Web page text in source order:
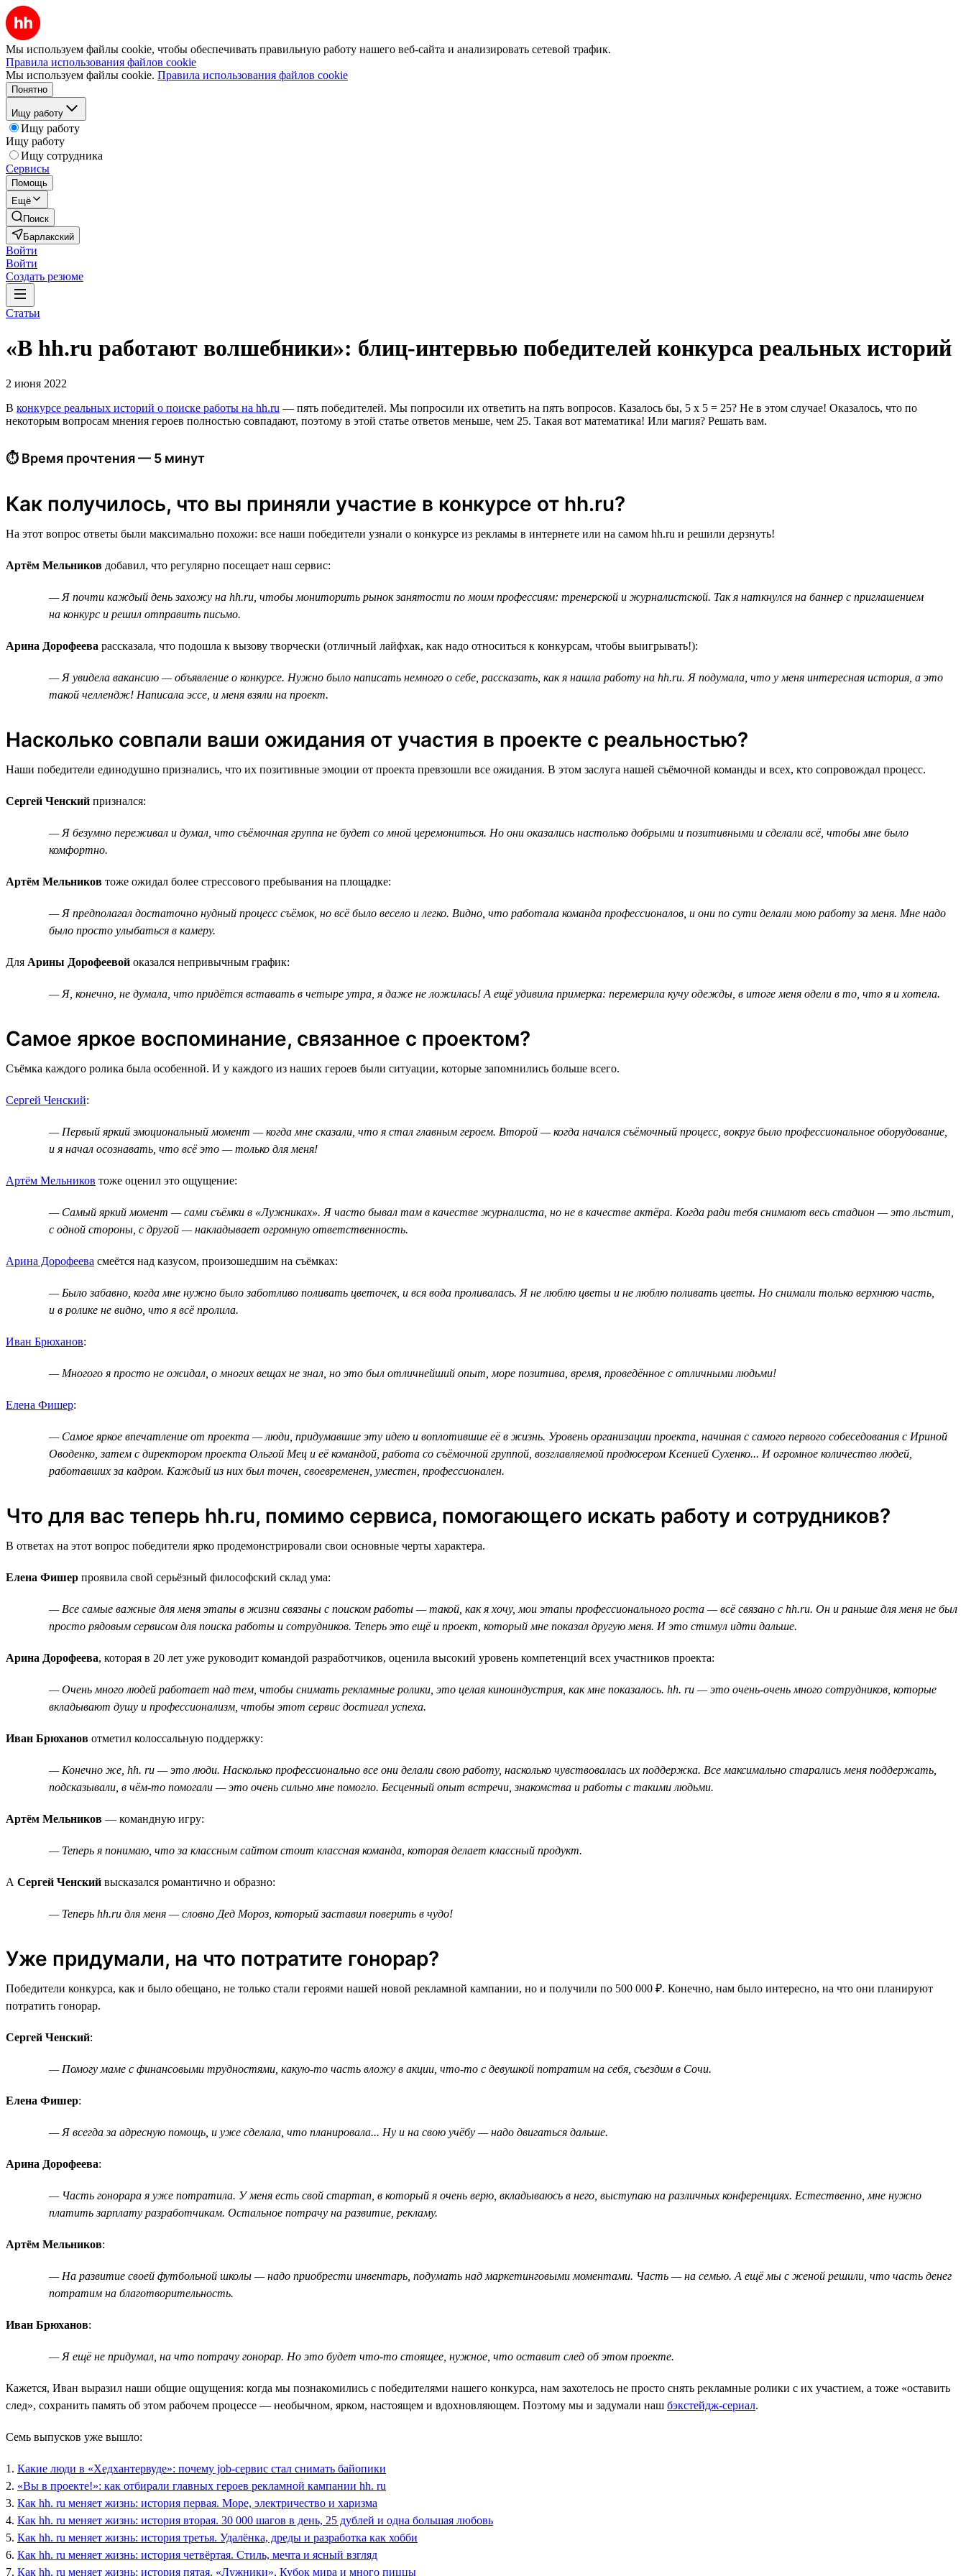
Мы используем файлы cookie, чтобы обеспечивать правильную работу нашего веб-сайта и анализировать сетевой трафик.
Правила использования файлов cookie
Мы используем файлы cookie. Правила использования файлов cookie
Понятно
Ищу работу
Ищу работу
Ищу работу
Ищу сотрудника
Сервисы
Помощь
Ещё
Поиск
Барлакский
Войти
Войти
Создать резюме
Статьи
«В hh.ru работают волшебники»: блиц-интервью победителей конкурса реальных историй
2 июня 2022
В конкурсе реальных историй о поиске работы на hh.ru — пять победителей. Мы попросили их ответить на пять вопросов. Казалось бы, 5 х 5 = 25? Не в этом случае! Оказалось, что по
некоторым вопросам мнения героев полностью совпадают, поэтому в этой статье ответов меньше, чем 25. Такая вот математика! Или магия? Решать вам.
⏱ Время прочтения — 5 минут
Как получилось, что вы приняли участие в конкурсе от hh.ru?
На этот вопрос ответы были максимально похожи: все наши победители узнали о конкурсе из рекламы в интернете или на самом hh.ru и решили дерзнуть!
Артём Мельников добавил, что регулярно посещает наш сервис:
— Я почти каждый день захожу на hh.ru, чтобы мониторить рынок занятости по моим профессиям: тренерской и журналистской. Так я наткнулся на баннер с приглашением
на конкурс и решил отправить письмо.
Арина Дорофеева рассказала, что подошла к вызову творчески (отличный лайфхак, как надо относиться к конкурсам, чтобы выигрывать!):
— Я увидела вакансию — объявление о конкурсе. Нужно было написать немного о себе, рассказать, как я нашла работу на hh.ru. Я подумала, что у меня интересная история, а это
такой челлендж! Написала эссе, и меня взяли на проект.
Насколько совпали ваши ожидания от участия в проекте с реальностью?
Наши победители единодушно признались, что их позитивные эмоции от проекта превзошли все ожидания. В этом заслуга нашей съёмочной команды и всех, кто сопровождал процесс.
Сергей Ченский признался:
— Я безумно переживал и думал, что съёмочная группа не будет со мной церемониться. Но они оказались настолько добрыми и позитивными и сделали всё, чтобы мне было
комфортно.
Артём Мельников тоже ожидал более стрессового пребывания на площадке:
— Я предполагал достаточно нудный процесс съёмок, но всё было весело и легко. Видно, что работала команда профессионалов, и они по сути делали мою работу за меня. Мне надо
было просто улыбаться в камеру.
Для Арины Дорофеевой оказался непривычным график:
— Я, конечно, не думала, что придётся вставать в четыре утра, я даже не ложилась! А ещё удивила примерка: перемерила кучу одежды, в итоге меня одели в то, что я и хотела.
Самое яркое воспоминание, связанное с проектом?
Съёмка каждого ролика была особенной. И у каждого из наших героев были ситуации, которые запомнились больше всего.
Сергей Ченский:
— Первый яркий эмоциональный момент — когда мне сказали, что я стал главным героем. Второй — когда начался съёмочный процесс, вокруг было профессиональное оборудование,
и я начал осознавать, что всё это — только для меня!
Артём Мельников тоже оценил это ощущение:
— Самый яркий момент — сами съёмки в «Лужниках». Я часто бывал там в качестве журналиста, но не в качестве актёра. Когда ради тебя снимают весь стадион — это льстит,
с одной стороны, с другой — накладывает огромную ответственность.
Арина Дорофеева смеётся над казусом, произошедшим на съёмках:
— Было забавно, когда мне нужно было заботливо поливать цветочек, и вся вода проливалась. Я не люблю цветы и не люблю поливать цветы. Но снимали только верхнюю часть,
и в ролике не видно, что я всё пролила.
Иван Брюханов:
— Многого я просто не ожидал, о многих вещах не знал, но это был отличнейший опыт, море позитива, время, проведённое с отличными людьми!
Елена Фишер:
— Самое яркое впечатление от проекта — люди, придумавшие эту идею и воплотившие её в жизнь. Уровень организации проекта, начиная с самого первого собеседования с Ириной
Оводенко, затем с директором проекта Ольгой Мец и её командой, работа со съёмочной группой, возглавляемой продюсером Ксенией Сухенко... И огромное количество людей,
работавших за кадром. Каждый из них был точен, своевременен, уместен, профессионален.
Что для вас теперь hh.ru, помимо сервиса, помогающего искать работу и сотрудников?
В ответах на этот вопрос победители ярко продемонстрировали свои основные черты характера.
Елена Фишер проявила свой серьёзный философский склад ума:
— Все самые важные для меня этапы в жизни связаны с поиском работы — такой, как я хочу, мои этапы профессионального роста — всё связано с hh.ru. Он и раньше для меня не был
просто рядовым сервисом для поиска работы и сотрудников. Теперь это ещё и проект, который мне показал другую меня. И это стимул идти дальше.
Арина Дорофеева, которая в 20 лет уже руководит командой разработчиков, оценила высокий уровень компетенций всех участников проекта:
— Очень много людей работает над тем, чтобы снимать рекламные ролики, это целая киноиндустрия, как мне показалось. hh. ru — это очень-очень много сотрудников, которые
вкладывают душу и профессионализм, чтобы этот сервис достигал успеха.
Иван Брюханов отметил колоссальную поддержку:
— Конечно же, hh. ru — это люди. Насколько профессионально все они делали свою работу, насколько чувствовалась их поддержка. Все максимально старались меня поддержать,
подсказывали, в чём-то помогали — это очень сильно мне помогло. Бесценный опыт встречи, знакомства и работы с такими людьми.
Артём Мельников — командную игру:
— Теперь я понимаю, что за классным сайтом стоит классная команда, которая делает классный продукт.
А Сергей Ченский высказался романтично и образно:
— Теперь hh.ru для меня — словно Дед Мороз, который заставил поверить в чудо!
Уже придумали, на что потратите гонорар?
Победители конкурса, как и было обещано, не только стали героями нашей новой рекламной кампании, но и получили по 500 000 ₽. Конечно, нам было интересно, на что они планируют
потратить гонорар.
Сергей Ченский:
— Помогу маме с финансовыми трудностями, какую-то часть вложу в акции, что-то с девушкой потратим на себя, съездим в Сочи.
Елена Фишер:
— Я всегда за адресную помощь, и уже сделала, что планировала... Ну и на свою учёбу — надо двигаться дальше.
Арина Дорофеева:
— Часть гонорара я уже потратила. У меня есть свой стартап, в который я очень верю, вкладываюсь в него, выступаю на различных конференциях. Естественно, мне нужно
платить зарплату разработчикам. Остальное потрачу на развитие, рекламу.
Артём Мельников:
— На развитие своей футбольной школы — надо приобрести инвентарь, подумать над маркетинговыми моментами. Часть — на семью. А ещё мы с женой решили, что часть денег
потратим на благотворительность.
Иван Брюханов:
— Я ещё не придумал, на что потрачу гонорар. Но это будет что-то стоящее, нужное, что оставит след об этом проекте.
Кажется, Иван выразил наши общие ощущения: когда мы познакомились с победителями нашего конкурса, нам захотелось не просто снять рекламные ролики с их участием, а тоже «оставить
след», сохранить память об этом рабочем процессе — необычном, ярком, настоящем и вдохновляющем. Поэтому мы и задумали наш бэкстейдж-сериал.
Семь выпусков уже вышло:
1. Какие люди в «Хедхантервуде»: почему job-сервис стал снимать байопики
2. «Вы в проекте!»: как отбирали главных героев рекламной кампании hh. ru
3. Как hh. ru меняет жизнь: история первая. Море, электричество и харизма
4. Как hh. ru меняет жизнь: история вторая. 30 000 шагов в день, 25 дублей и одна большая любовь
5. Как hh. ru меняет жизнь: история третья. Удалёнка, дреды и разработка как хобби
6. Как hh. ru меняет жизнь: история четвёртая. Стиль, мечта и ясный взгляд
7. Как hh. ru меняет жизнь: история пятая. «Лужники», Кубок мира и много пиццы